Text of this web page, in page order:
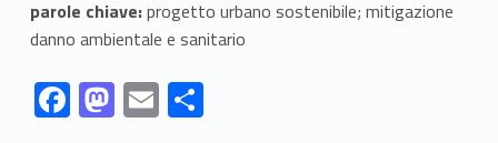
n
t
i
parole chiave:progetto urbano sostenibile; mitigazione
danno ambientale e sanitario
Link identifier #identifier__185806-1
F
Link identifier #identifier__80998-2 M
Link identifier #identifier__116733-3 E
Link identifier #identifier__166856-4 C